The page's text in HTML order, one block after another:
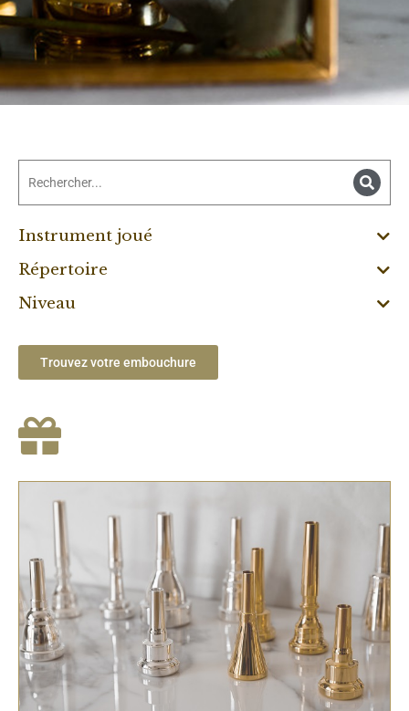
Instrument joué
Répertoire
Niveau
Trouvez votre embouchure